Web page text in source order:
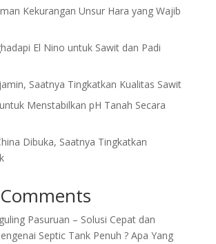
Kekurangan Unsur Hara yang Wajib
El Nino untuk Sawit dan Padi
Saatnya Tingkatkan Kualitas Sawit
Menstabilkan pH Tanah Secara
Dibuka, Saatnya Tingkatkan
Pasuruan – Solusi Cepat dan
Septic Tank Penuh ? Apa Yang